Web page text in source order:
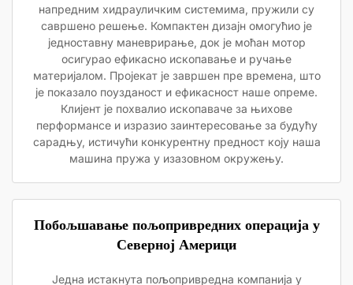
напредним хидрауличким системима, пружили су
савршено решење. Компактен дизајн омогућио је
једноставну маневрирање, док је моћан мотор
осигурао ефикасно ископавање и ручање
материјалом. Пројекат је завршен пре времена, што
је показало поузданост и ефикасност наше опреме.
Клијент је похвалио ископаваче за њихове
перформансе и изразио заинтересовање за будућу
сарадњу, истичући конкурентну предност коју наша
машина пружа у изазовном окружењу.
Побољшавање пољопривредних операција у
Северној Америци
Једна истакнута пољопривредна компанија у